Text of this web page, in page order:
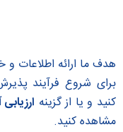
هدف ما ارائه اطلاعات
برای شروع فرآیند
کنید و یا از گزینه
مشاهده کنید.